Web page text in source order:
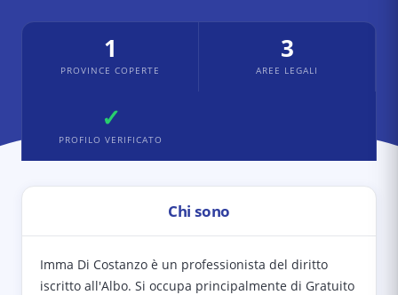
1
PROVINCE COPERTE
3
AREE LEGALI
✓
PROFILO VERIFICATO
Chi sono
Imma Di Costanzo è un professionista del diritto
iscritto all'Albo. Si occupa principalmente di Gratuito